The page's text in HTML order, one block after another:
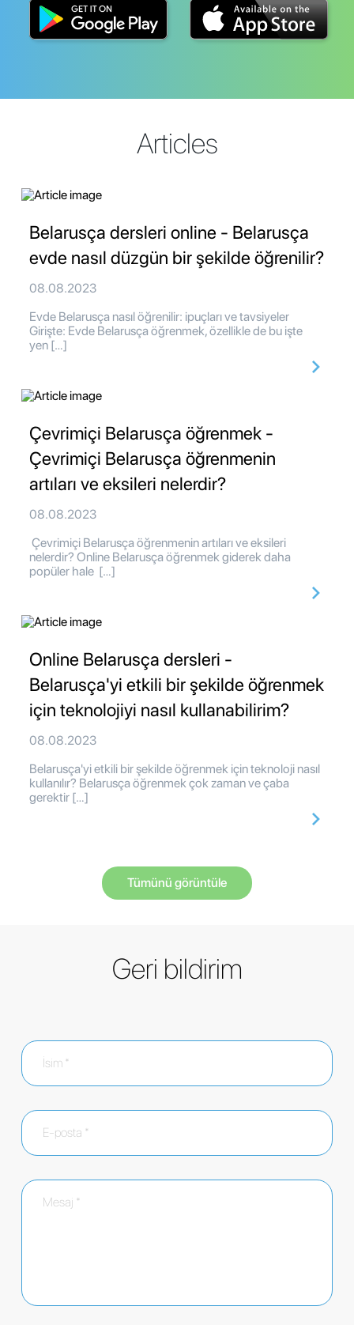
Articles
Belarusça dersleri online - Belarusça
evde nasıl düzgün bir şekilde öğrenilir?
08.08.2023
Evde Belarusça nasıl öğrenilir: ipuçları ve tavsiyeler
Girişte: Evde Belarusça öğrenmek, özellikle de bu işte
yen […]
Çevrimiçi Belarusça öğrenmek -
Çevrimiçi Belarusça öğrenmenin
artıları ve eksileri nelerdir?
08.08.2023
Çevrimiçi Belarusça öğrenmenin artıları ve eksileri
nelerdir? Online Belarusça öğrenmek giderek daha
popüler hale […]
Online Belarusça dersleri -
Belarusça'yi etkili bir şekilde öğrenmek
için teknolojiyi nasıl kullanabilirim?
08.08.2023
Belarusça'yi etkili bir şekilde öğrenmek için teknoloji nasıl
kullanılır? Belarusça öğrenmek çok zaman ve çaba
gerektir […]
Tümünü görüntüle
Geri bildirim